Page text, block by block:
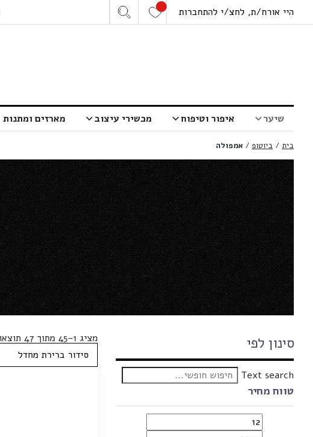
היי אורח/ת, לחצ/י להתחברות
שיער איפור וטיפוח מכשירי עיצוב מארזים ומתנות
בית / ביוטופ / אמפולה
סינון לפי
Text search
טווח מחיר
מציג 1–45 מתוך 47 תוצאות